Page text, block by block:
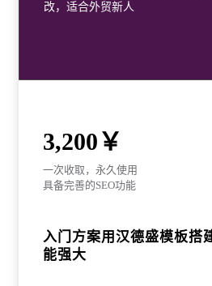
改，适合外贸新人
3,200￥
一次收取，永久使用
具备完善的SEO功能
入门方案用汉德盛模板搭
能强大